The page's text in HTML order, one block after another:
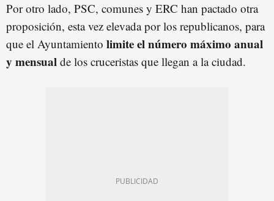
Por otro lado, PSC, comunes y ERC han pactado otra
proposición, esta vez elevada por los republicanos, para
que el Ayuntamiento limiteel número máximo anual
y mensual de los cruceristas que llegan a la ciudad.